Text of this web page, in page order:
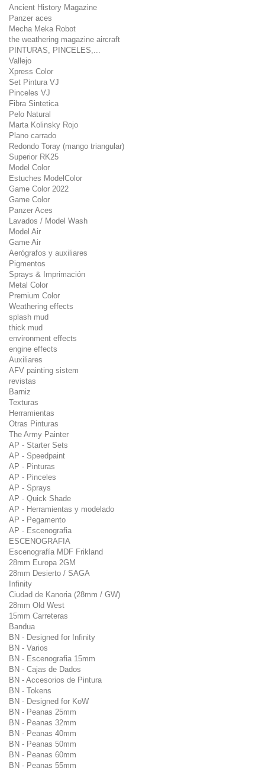
Ancient History Magazine
Panzer aces
Mecha Meka Robot
the weathering magazine aircraft
PINTURAS, PINCELES,...
Vallejo
Xpress Color
Set Pintura VJ
Pinceles VJ
Fibra Sintetica
Pelo Natural
Marta Kolinsky Rojo
Plano carrado
Redondo Toray (mango triangular)
Superior RK25
Model Color
Estuches ModelColor
Game Color 2022
Game Color
Panzer Aces
Lavados / Model Wash
Model Air
Game Air
Aerógrafos y auxiliares
Pigmentos
Sprays & Imprimación
Metal Color
Premium Color
Weathering effects
splash mud
thick mud
environment effects
engine effects
Auxiliares
AFV painting sistem
revistas
Barniz
Texturas
Herramientas
Otras Pinturas
The Army Painter
AP - Starter Sets
AP - Speedpaint
AP - Pinturas
AP - Pinceles
AP - Sprays
AP - Quick Shade
AP - Herramientas y modelado
AP - Pegamento
AP - Escenografia
ESCENOGRAFIA
Escenografía MDF Frikland
28mm Europa 2GM
28mm Desierto / SAGA
Infinity
Ciudad de Kanoria (28mm / GW)
28mm Old West
15mm Carreteras
Bandua
BN - Designed for Infinity
BN - Varios
BN - Escenografia 15mm
BN - Cajas de Dados
BN - Accesorios de Pintura
BN - Tokens
BN - Designed for KoW
BN - Peanas 25mm
BN - Peanas 32mm
BN - Peanas 40mm
BN - Peanas 50mm
BN - Peanas 60mm
BN - Peanas 55mm